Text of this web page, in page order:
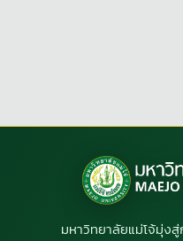
มหาวิทยาลัยแม่โจ้มุ่ง